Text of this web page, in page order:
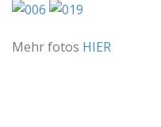
Mehr fotos HIER